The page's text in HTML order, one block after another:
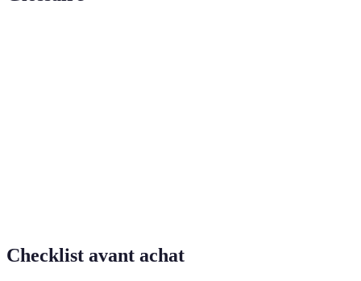
Checklist avant achat